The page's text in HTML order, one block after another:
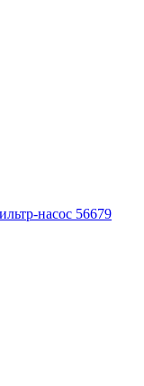
насос 56679